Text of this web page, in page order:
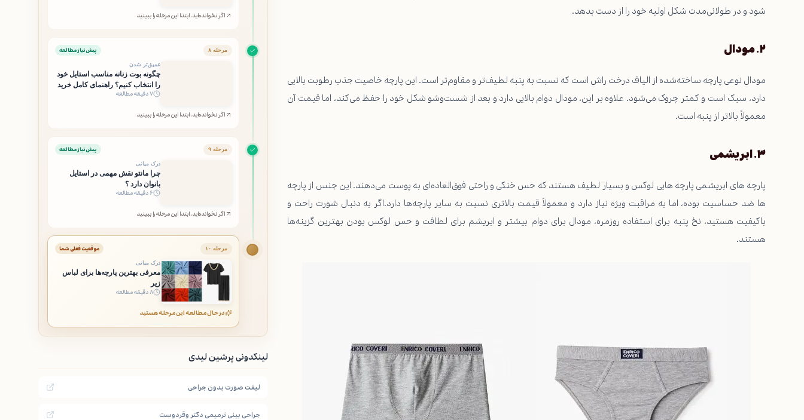
شود و در طولانی‌مدت شکل اولیه خود را از دست بدهد.
۲.مودال
مودال نوعی پارچه ساخته‌شده از الیاف درخت راش است که نسبت به پنبه لطیف‌تر و مقاوم‌تر است. این پارچه خاصیت جذب رطوبت بالایی
دارد، سبک است و کمتر چروک می‌شود. علاوه بر این، مودال دوام بالایی دارد و بعد از شست‌وشو شکل خود را حفظ می‌کند، اما قیمت آن
معمولاً بالاتر از پنبه است.
۳.ابریشمی
پارچه های ابریشمی پارچه هایی لوکس و بسیار لطیف هستند که حس خنکی و راحتی فوق‌العاده‌ای به پوست می‌دهند. این جنس از پارچه
ها ضد حساسیت بوده، اما به مراقبت ویژه نیاز دارد و معمولاً قیمت بالاتری نسبت به سایر پارچه‌ها دارد.اگر به دنبال شورت راحت و
باکیفیت هستید، نخ پنبه برای استفاده روزمره، مودال برای دوام بیشتر و ابریشم برای لطافت و حس لوکس بودن بهترین گزینه‌ها
هستند.
اگر نخوانده‌اید، ابتدا این مرحله را ببینید
مرحله ۸ پیش‌نیاز مطالعه
عمیق‌تر شدن
چگونه بوت زنانه مناسب استایل خود
را انتخاب کنیم؟ راهنمای کامل خرید
۷ دقیقه مطالعه
اگر نخوانده‌اید، ابتدا این مرحله را ببینید
مرحله ۹ پیش‌نیاز مطالعه
درک میانی
چرا مانتو نقش مهمی در استایل
بانوان دارد ؟
۶ دقیقه مطالعه
اگر نخوانده‌اید، ابتدا این مرحله را ببینید
مرحله ۱۰ موقعیت فعلی شما
درک میانی
معرفی بهترین پارچه‌ها برای لباس
زیر
۸ دقیقه مطالعه
در حال مطالعه این مرحله هستید
لینکدونی پرشین لیدی
لیفت صورت بدون جراحی
جراحی بینی ترمیمی دکتر وقردوست